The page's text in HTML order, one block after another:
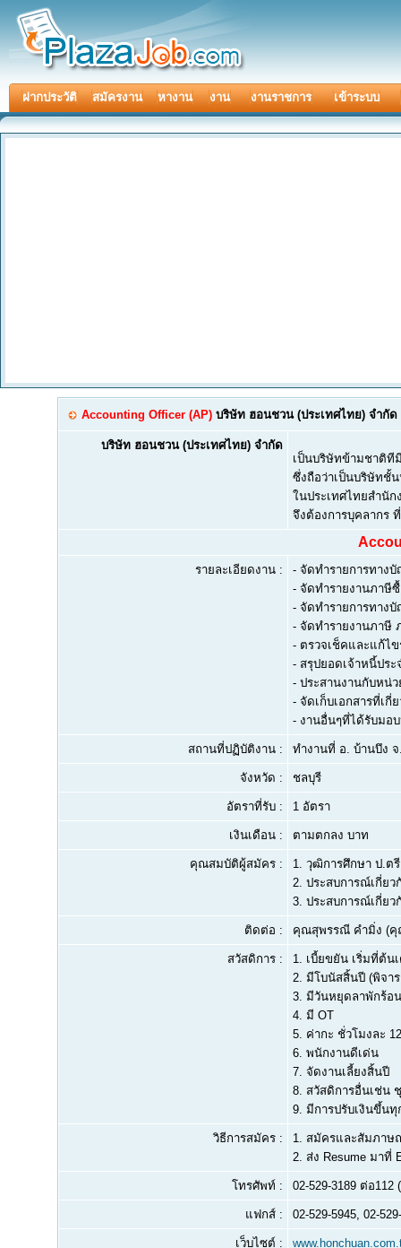
ฝากประวัติ สมัครงาน หางาน งาน งานราชการ เข้าระบบ
Accounting Officer (AP) บริษัท ฮอนชวน (ประเทศไทย) จำกัด
บริษัท ฮอนชวน (ประเทศไทย) จำกัด
เป็นบริษัทข้ามชาติที
ซึ่งถือว่าเป็นบริษัทชั้
ในประเทศไทยสำนั
จึงต้องการบุคลากร
รายละเอียดงาน :
- จัดทำรายการทาง
- จัดทำรายงานภาษี
- จัดทำรายการทาง
- จัดทำรายงานภาษี
- ตรวจเช็คและแก้ไ
- สรุปยอดเจ้าหนี้ประ
- ประสานงานกับหน่
- จัดเก็บเอกสารที่เกี่
- งานอื่นๆที่ได้รับมอ
สถานที่ปฏิบัติงาน : ทำงานที่ อ. บ้านบึง
จังหวัด : ชลบุรี
อัตราที่รับ : 1 อัตรา
เงินเดือน : ตามตกลง บาท
คุณสมบัติผู้สมัคร : 1. วุฒิการศึกษา ป.ต
2. ประสบการณ์เกี่ย
3. ประสบการณ์เกี่ยว
ติดต่อ : คุณสุพรรณี คำมิ่ง (คุ
สวัสดิการ :
1. เบี้ยขยัน เริ่มที่ต้น
2. มีโบนัสสิ้นปี (พิจา
3. มีวันหยุดลาพักร้อ
4. มี OT
5. ค่ากะ ชั่วโมงละ
6. พนักงานดีเด่น
7. จัดงานเลี้ยงสิ้นปี
8. สวัสดิการอื่นเช่น
9. มีการปรับเงินขึ้น
วิธีการสมัคร :
1. สมัครและสัมภาษ
2. ส่ง Resume มาที่
โทรศัพท์ : 02-529-3189 ต่อ
แฟกส์ : 02-529-5945, 02-
เว็บไซต์ :